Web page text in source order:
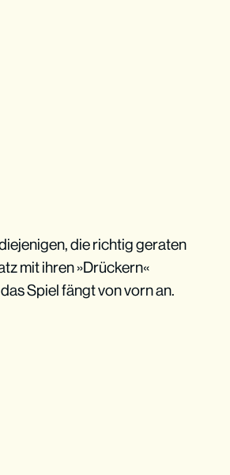
die richtig geraten
mit ihren »Drückern«
Spiel fängt von vorn an.